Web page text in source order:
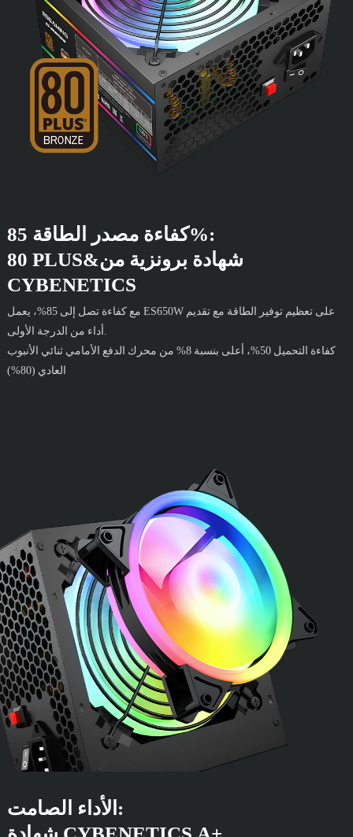
كفاءة مصدر الطاقة 85%:
80 PLUS&شهادة برونزية من
CYBENETICS
مع كفاءة تصل إلى 85%، يعمل ES650W على تعظيم توفير الطاقة مع تقديم
كفاءة التحميل 50%، أعلى بنسبة 8% من محرك الدفع الأمامي ثنائي الأنبوب
العادي (80%)
الأداء الصامت: